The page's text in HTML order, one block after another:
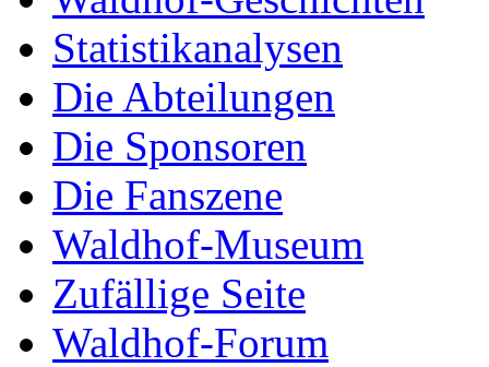
Statistikanalysen
Die Abteilungen
Die Sponsoren
Die Fanszene
Waldhof-Museum
Zufällige Seite
Waldhof-Forum